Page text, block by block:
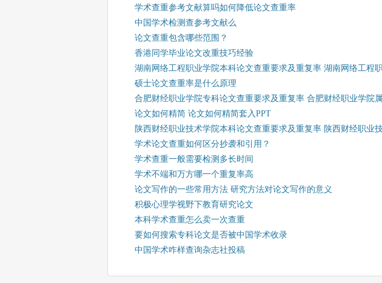
学术查重参考文献算吗如何降低论文查重率
中国学术检测查参考文献么
论文查重包含哪些范围？
香港同学毕业论文改重技巧经验
湖南网络工程职业学院本科论文查重要求及重复率 湖南网络工程
硕士论文查重率是什么原理
合肥财经职业学院专科论文查重要求及重复率 合肥财经职业学院
论文如何精简 论文如何精简套入PPT
陕西财经职业技术学院本科论文查重要求及重复率 陕西财经职业
学术论文查重如何区分抄袭和引用？
学术查重一般需要检测多长时间
学术不端和万方哪一个重复率高
论文写作的一些常用方法 研究方法对论文写作的意义
积极心理学视野下教育研究论文
本科学术查重怎么卖一次查重
要如何搜索专科论文是否被中国学术收录
中国学术咋样查询杂志社投稿